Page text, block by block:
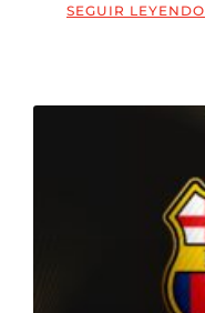
SEGUIR LEYENDO